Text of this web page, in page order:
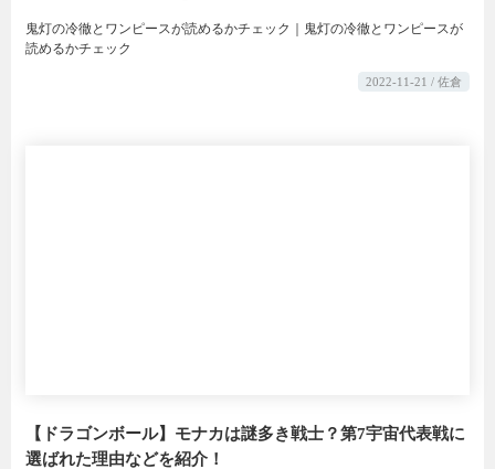
鬼灯の冷徹とワンピースが読めるかチェック｜鬼灯の冷徹とワンピースが
読めるかチェック
2022-11-21 / 佐倉
【ドラゴンボール】モナカは謎多き戦士？第7宇宙代表戦に
選ばれた理由などを紹介！